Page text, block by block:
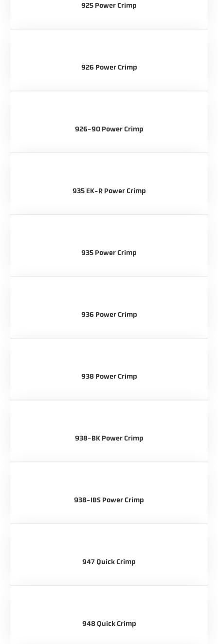
925 Power Crimp
926 Power Crimp
926-90 Power Crimp
935 EK-R Power Crimp
935 Power Crimp
936 Power Crimp
938 Power Crimp
938-BK Power Crimp
938-IBS Power Crimp
947 Quick Crimp
948 Quick Crimp